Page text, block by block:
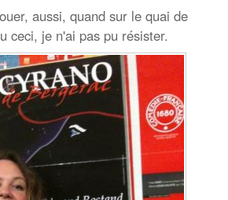
aussi, quand sur le quai de
ceci, je n'ai pas pu résister.